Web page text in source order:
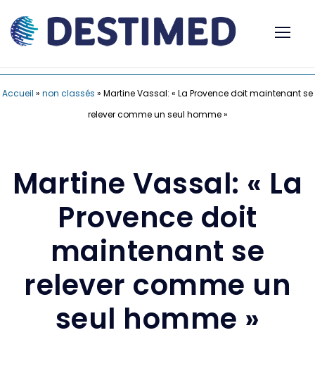
Accueil » non classés » Martine Vassal: « La Provence doit maintenant se
relever comme un seul homme »
Martine Vassal: « La
Provence doit
maintenant se
relever comme un
seul homme »